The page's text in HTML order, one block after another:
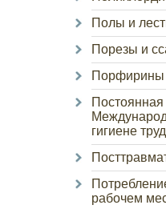
Полы и
Порезы и
Порфирины
гигиене
рабочем